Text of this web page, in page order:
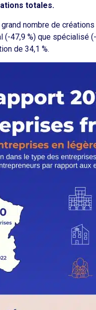
totales.
nombre de
47,9 %) que spécialisé
de 34,1 %.